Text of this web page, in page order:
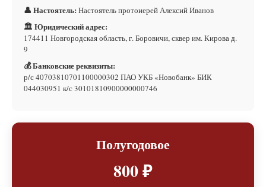
👤 Настоятель: Настоятель протоиерей Алексий Иванов
🏛 Юридический адрес:
174411 Новгородская область, г. Боровичи, сквер им. Кирова д.
9
💰 Банковские реквизиты:
р/с 40703810701100000302 ПАО УКБ «Новобанк» БИК
044030951 к/с 30101810900000000746
Полугодовое
800 ₽